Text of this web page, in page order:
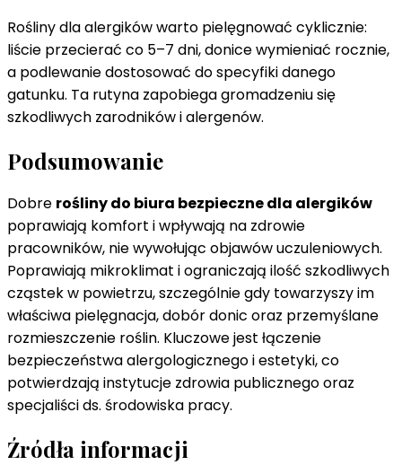
Rośliny dla alergików warto pielęgnować cyklicznie:
liście przecierać co 5–7 dni, donice wymieniać rocznie,
a podlewanie dostosować do specyfiki danego
gatunku. Ta rutyna zapobiega gromadzeniu się
szkodliwych zarodników i alergenów.
Podsumowanie
Dobre rośliny do biura bezpieczne dla alergików
poprawiają komfort i wpływają na zdrowie
pracowników, nie wywołując objawów uczuleniowych.
Poprawiają mikroklimat i ograniczają ilość szkodliwych
cząstek w powietrzu, szczególnie gdy towarzyszy im
właściwa pielęgnacja, dobór donic oraz przemyślane
rozmieszczenie roślin. Kluczowe jest łączenie
bezpieczeństwa alergologicznego i estetyki, co
potwierdzają instytucje zdrowia publicznego oraz
specjaliści ds. środowiska pracy.
Źródła informacji